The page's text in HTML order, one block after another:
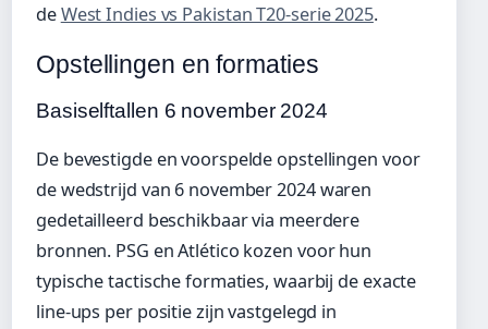
deWest Indies vs Pakistan T20-serie 2025.
Opstellingen en formaties
Basiselftallen 6 november 2024
De bevestigde en voorspelde opstellingen voor
de wedstrijd van 6 november 2024 waren
gedetailleerd beschikbaar via meerdere
bronnen. PSG en Atlético kozen voor hun
typische tactische formaties, waarbij de exacte
line-ups per positie zijn vastgelegd in